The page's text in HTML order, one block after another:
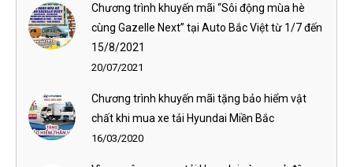
Chương trình khuyến mãi “Sôi động mùa hè
cùng Gazelle Next” tại Auto Bắc Việt từ 1/7 đến
15/8/2021
20/07/2021
Chương trình khuyến mãi tặng bảo hiểm vật
chất khi mua xe tải Hyundai Miền Bắc
16/03/2020